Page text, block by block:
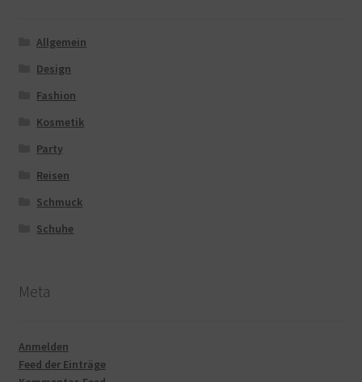
Allgemein
Design
Fashion
Kosmetik
Party
Reisen
Schmuck
Schuhe
Meta
Anmelden
Feed der Einträge